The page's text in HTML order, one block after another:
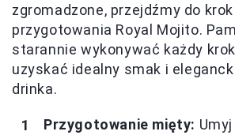
zgromadzone, przejdźmy do
przygotowania Royal Mojito.
starannie wykonywać każdy
uzyskać idealny smak i
drinka.
Przygotowanie mięty: